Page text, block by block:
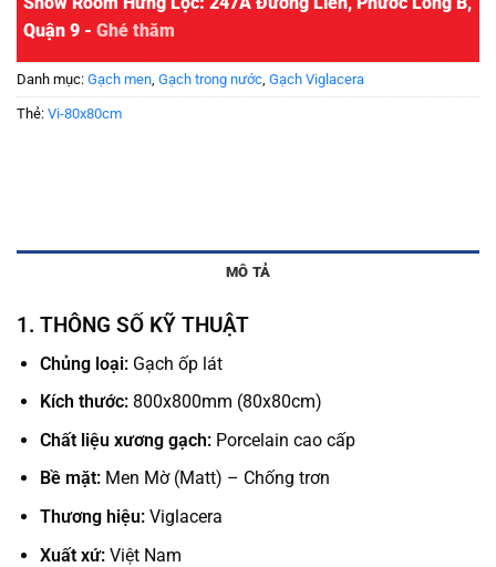
Quận 9 - Ghé thăm
Danh mục: Gạch men, Gạch trong nước, Gạch Viglacera
Thẻ: Vi-80x80cm
MÔ TẢ
1. THÔNG SỐ KỸ THUẬT
Chủng loại:Gạch ốp lát
Kích thước:800x800mm (80x80cm)
Chất liệu xương gạch:Porcelain cao cấp
Bề mặt:Men Mờ (Matt) – Chống trơn
Thương hiệu:Viglacera
Xuất xứ:Việt Nam